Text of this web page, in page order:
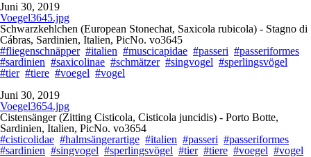
Juni 30, 2019
Voegel3645.jpg
Schwarzkehlchen (European Stonechat, Saxicola rubicola) - Stagno di
Cábras, Sardinien, Italien, PicNo. vo3645
#fliegenschnäpper #italien #muscicapidae #passeri #passeriformes
#sardinien #saxicolinae #schmätzer #singvogel #sperlingsvögel
#tier #tiere #voegel #vogel
Juni 30, 2019
Voegel3654.jpg
Cistensänger (Zitting Cisticola, Cisticola juncidis) - Porto Botte,
Sardinien, Italien, PicNo. vo3654
#cisticolidae #halmsängerartige #italien #passeri #passeriformes
#sardinien #singvogel #sperlingsvögel #tier #tiere #voegel #vogel